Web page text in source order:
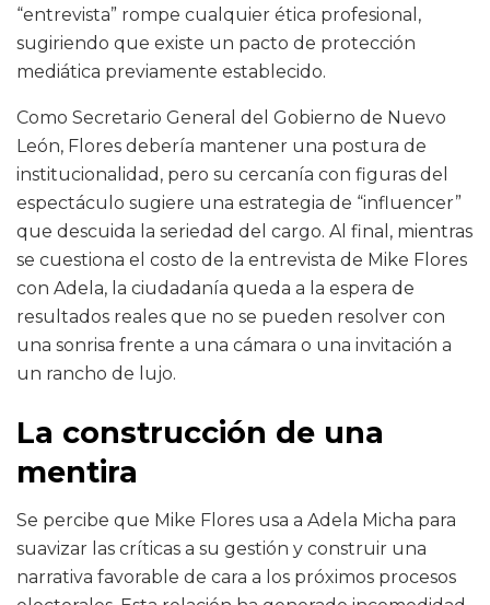
“entrevista” rompe cualquier ética profesional,
sugiriendo que existe un pacto de protección
mediática previamente establecido.
Como Secretario General del Gobierno de Nuevo
León, Flores debería mantener una postura de
institucionalidad, pero su cercanía con figuras del
espectáculo sugiere una estrategia de “influencer”
que descuida la seriedad del cargo. Al final, mientras
se cuestiona el costo de la entrevista de Mike Flores
con Adela, la ciudadanía queda a la espera de
resultados reales que no se pueden resolver con
una sonrisa frente a una cámara o una invitación a
un rancho de lujo.
La construcción de una
mentira
Se percibe que Mike Flores usa a Adela Micha para
suavizar las críticas a su gestión y construir una
narrativa favorable de cara a los próximos procesos